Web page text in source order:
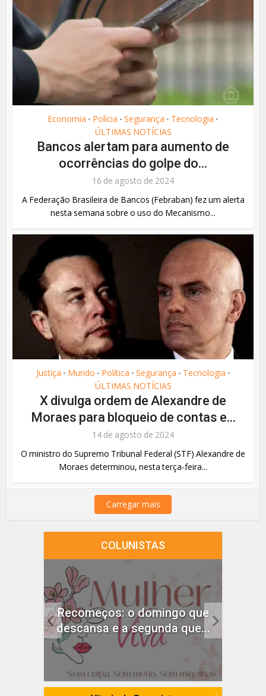
Economia • Polícia • Segurança • Tecnologia •
ÚLTIMAS NOTÍCIAS
Bancos alertam para aumento de
ocorrências do golpe do...
16 de agosto de 2024
A Federação Brasileira de Bancos (Febraban) fez um alerta
nesta semana sobre o uso do Mecanismo...
Justiça • Mundo • Política • Segurança • Tecnologia •
ÚLTIMAS NOTÍCIAS
X divulga ordem de Alexandre de
Moraes para bloqueio de contas e...
14 de agosto de 2024
O ministro do Supremo Tribunal Federal (STF) Alexandre de
Moraes determinou, nesta terça-feira...
Carregar mais
COLUNISTAS
Recomeços: o domingo que
descansa e a segunda que...